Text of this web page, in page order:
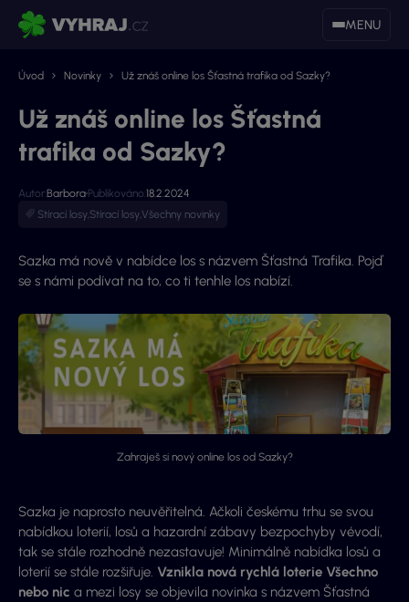
MENU
Úvod Novinky Už znáš online los Šťastná trafika od Sazky?
Už znáš online los Šťastná
trafika od Sazky?
Autor: Barbora Publikováno: 18.2.2024
Stírací losy,Stírací losy,Všechny novinky
Sazka má nově v nabídce los s názvem Šťastná Trafika. Pojď
se s námi podívat na to, co ti tenhle los nabízí.
Zahraješ si nový online los od Sazky?
Sazka je naprosto neuvěřitelná. Ačkoli českému trhu se svou
nabídkou loterií, losů a hazardní zábavy bezpochyby vévodí,
tak se stále rozhodně nezastavuje! Minimálně nabídka losů a
loterií se stále rozšiřuje. Vznikla nová rychlá loterie Všechno
nebo nic a mezi losy se objevila novinka s názvem Šťastná